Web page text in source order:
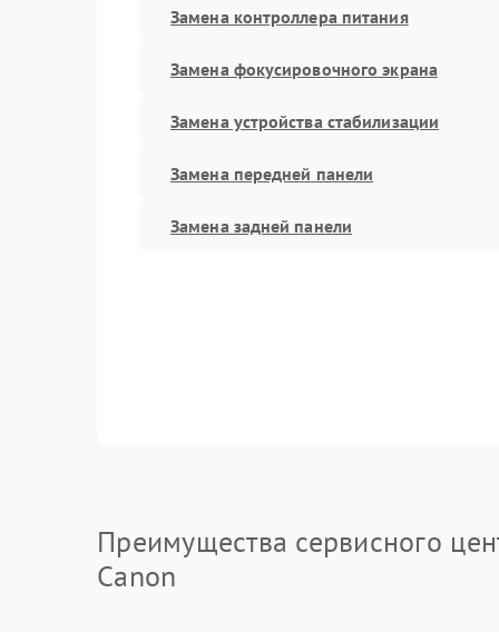
Замена контроллера питания
Замена фокусировочного экрана
Замена устройства стабилизации
Замена передней панели
Замена задней панели
Преимущества сервисного
Canon